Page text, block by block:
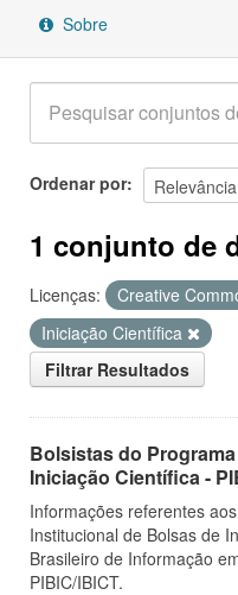
Sobre
Ordenar por
1 conjunto de
Licenças: Creative
Iniciação Científica
Filtrar Resultados
Bolsistas do
Iniciação Científica -
Informações referentes
Institucional de Bolsas de
Brasileiro de Informação
PIBIC/IBICT.